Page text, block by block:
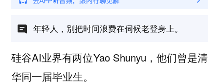
年轻人，别把时间浪费在伺候老登身上。
硅谷AI业界有两位Yao Shunyu，他们曾是清
华同一届毕业生。